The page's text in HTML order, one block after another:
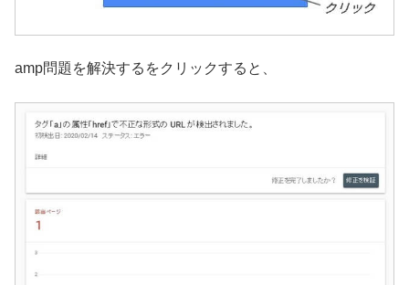
amp問題を解決するをクリックすると、